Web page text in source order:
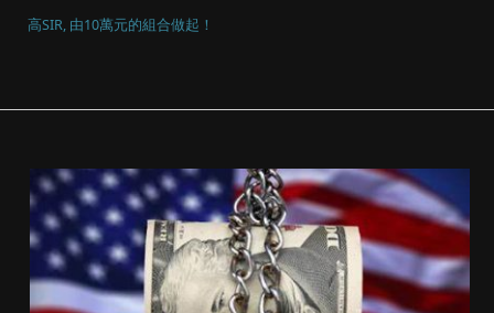
高SIR, 由10萬元的組合做起！